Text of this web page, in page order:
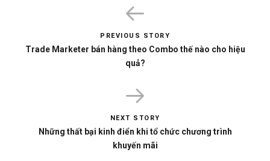
PREVIOUS STORY
Trade Marketer bán hàng theo Combo thế nào cho hiệu
quả?
NEXT STORY
Những thất bại kinh điển khi tổ chức chương trình
khuyến mãi